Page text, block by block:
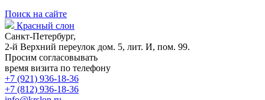
Поиск на сайте
Красный слон
Санкт-Петербург,
2-й Верхний переулок дом. 5, лит. И, пом. 99.
Просим согласовывать
время визита по телефону
+7 (921) 936-18-36
+7 (812) 936-18-36